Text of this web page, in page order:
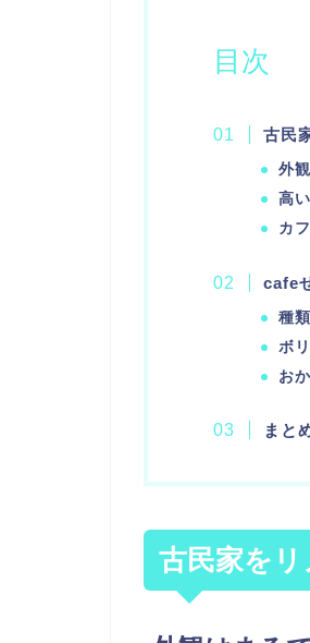
目次
古民
外
高
カ
cafe
種
ボ
お
まと
古民家を